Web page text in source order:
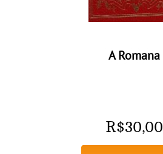
A Romana
R$30,00